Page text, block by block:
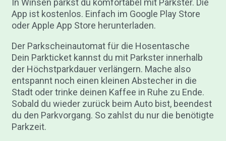
In Winsen parkst du komfortabel mit Parkster. Die
App ist kostenlos. Einfach im Google Play Store
oder Apple App Store herunterladen.
Der Parkscheinautomat für die Hosentasche
Dein Parkticket kannst du mit Parkster innerhalb
der Höchstparkdauer verlängern. Mache also
entspannt noch einen kleinen Abstecher in die
Stadt oder trinke deinen Kaffee in Ruhe zu Ende.
Sobald du wieder zurück beim Auto bist, beendest
du den Parkvorgang. So zahlst du nur die benötigte
Parkzeit.